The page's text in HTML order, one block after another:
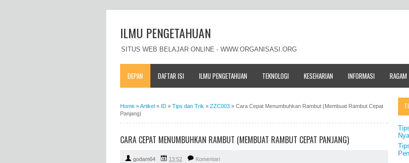
ILMU PENGETAHUAN
SITUS WEB BELAJAR ONLINE - WWW.ORGANISASI.ORG
DEPAN DAFTAR ISI ILMU PENGETAHUAN TEKNOLOGI KESEHARIAN INFORMASI RAGAM
Home »Artikel » ID » Tips dan Trik » ZZC003 » Cara Cepat Menumbuhkan Rambut (Membuat Rambut Cepat
Panjang)
CARA CEPAT MENUMBUHKAN RAMBUT (MEMBUAT RAMBUT CEPAT PANJANG)
godam64 13:52 Komentari